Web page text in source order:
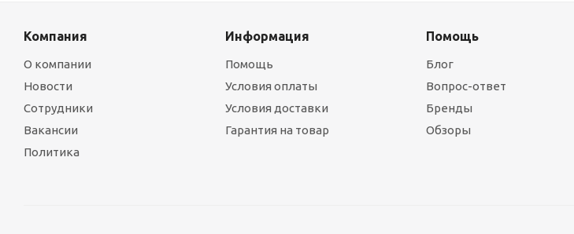
Компания
О компании
Новости
Сотрудники
Вакансии
Политика
Информация
Помощь
Условия оплаты
Условия доставки
Гарантия на товар
Помощь
Блог
Вопрос-ответ
Бренды
Обзоры